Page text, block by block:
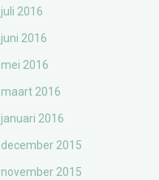
juli 2016
juni 2016
mei 2016
maart 2016
januari 2016
december 2015
november 2015